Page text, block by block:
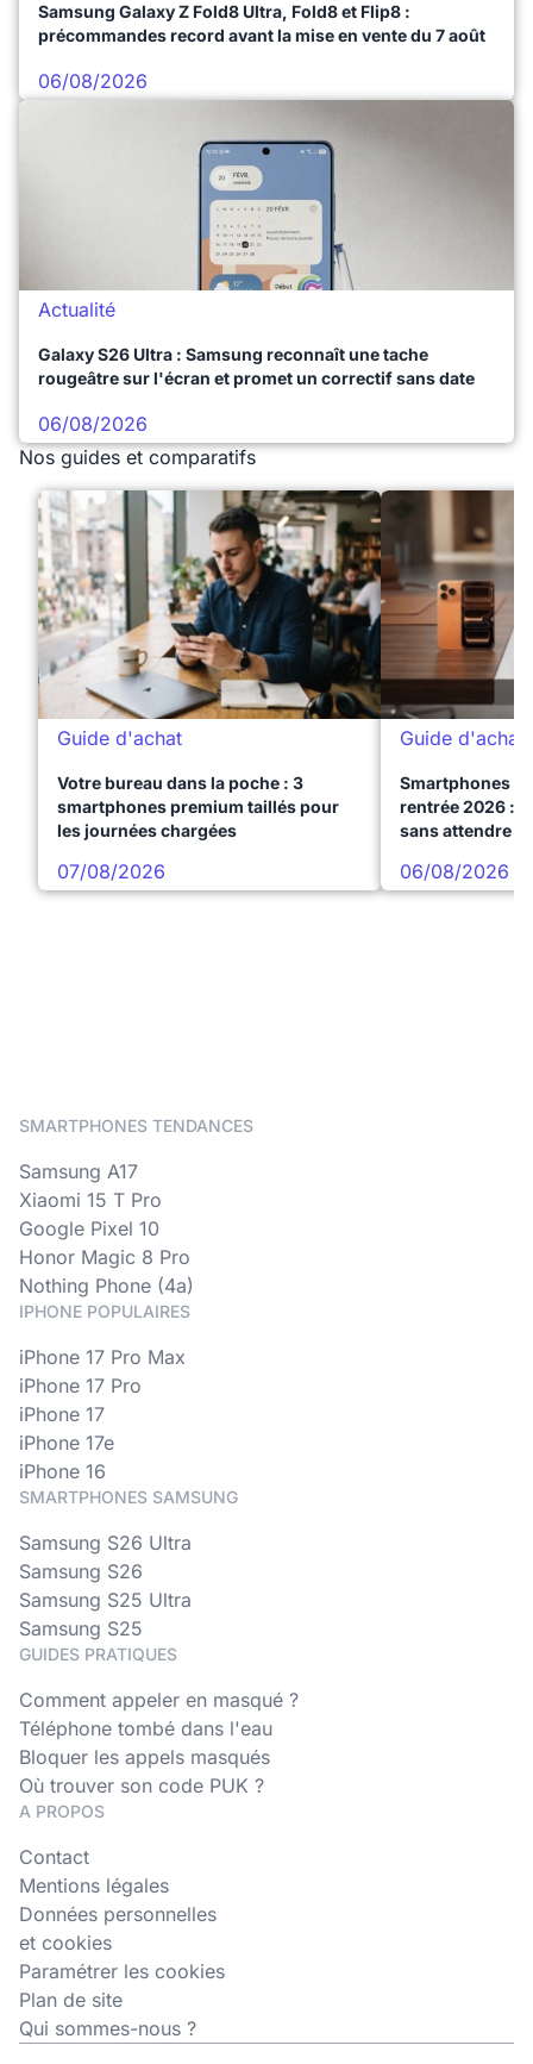
Samsung Galaxy Z Fold8 Ultra, Fold8 et Flip8 :
précommandes record avant la mise en vente du 7 août
06/08/2026
Actualité
Galaxy S26 Ultra : Samsung reconnaît une tache
rougeâtre sur l'écran et promet un correctif sans date
06/08/2026
Nos guides et comparatifs
Guide d'achat
Votre bureau dans la poche : 3
smartphones premium taillés pour
les journées chargées
07/08/2026
Guide d'achat
Smartphones
rentrée 2026 :
sans attendre
06/08/2026
SMARTPHONES TENDANCES
Samsung A17
Xiaomi 15 T Pro
Google Pixel 10
Honor Magic 8 Pro
Nothing Phone (4a)
IPHONE POPULAIRES
iPhone 17 Pro Max
iPhone 17 Pro
iPhone 17
iPhone 17e
iPhone 16
SMARTPHONES SAMSUNG
Samsung S26 Ultra
Samsung S26
Samsung S25 Ultra
Samsung S25
GUIDES PRATIQUES
Comment appeler en masqué ?
Téléphone tombé dans l'eau
Bloquer les appels masqués
Où trouver son code PUK ?
A PROPOS
Contact
Mentions légales
Données personnelles
et cookies
Paramétrer les cookies
Plan de site
Qui sommes-nous ?